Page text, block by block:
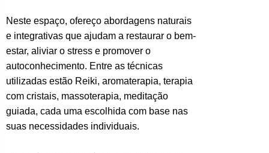
Neste espaço, ofereço abordagens naturais
e integrativas que ajudam a restaurar o bem-
estar, aliviar o stress e promover o
autoconhecimento. Entre as técnicas
utilizadas estão Reiki, aromaterapia, terapia
com cristais, massoterapia, meditação
guiada, cada uma escolhida com base nas
suas necessidades individuais.